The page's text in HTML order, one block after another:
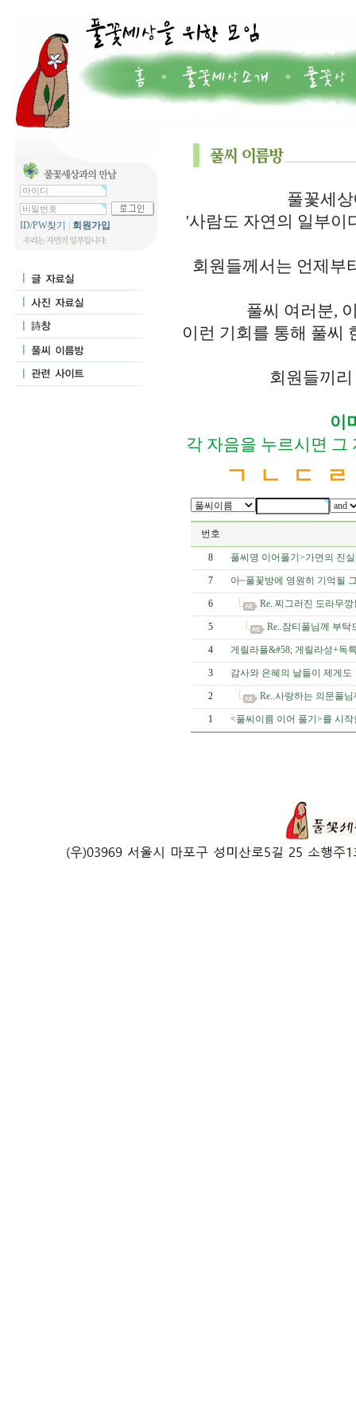
ID/PW찾기 회원가입
풀꽃세
'사람도 자연의 일부이
회원들께서는 언제부
풀씨 여러분,
이런 기회를 통해 풀씨
회원들끼
이
각 자음을 누르시면 그
ㄱ ㄴ ㄷ ㄹ
번호
8 풀씨명 이어풀기>가면의 진
7 아~풀꽃방에 영원히 기억될
6 Re..찌그러진 도라무
5 Re..잠티풀님께 부탁
4 게릴라풀&#58; 게릴라성+독
3 감사와 은혜의 날들이 제게도
2 Re..사랑하는 의문풀님
1 <풀씨이름 이어 풀기>를 시작